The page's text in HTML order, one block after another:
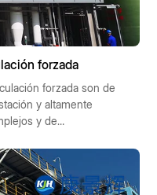
forzada
forzada son de
y altamente
y de
y de protección
industrial sostenible.